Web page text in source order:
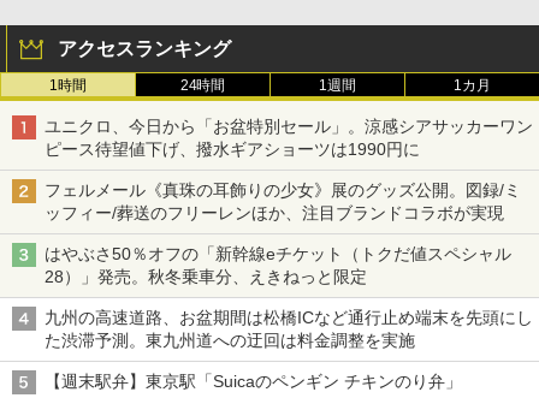
アクセスランキング
1時間 24時間 1週間 1カ月
ユニクロ、今日から「お盆特別セール」。涼感シアサッカーワン
ピース待望値下げ、撥水ギアショーツは1990円に
フェルメール《真珠の耳飾りの少女》展のグッズ公開。図録/ミ
ッフィー/葬送のフリーレンほか、注目ブランドコラボが実現
はやぶさ50％オフの「新幹線eチケット（トクだ値スペシャル
28）」発売。秋冬乗車分、えきねっと限定
九州の高速道路、お盆期間は松橋ICなど通行止め端末を先頭にし
た渋滞予測。東九州道への迂回は料金調整を実施
【週末駅弁】東京駅「Suicaのペンギン チキンのり弁」